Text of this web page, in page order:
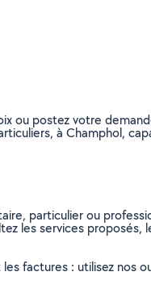
ou postez votre
à Champhol,
particulier ou
les services
factures : utilisez nos